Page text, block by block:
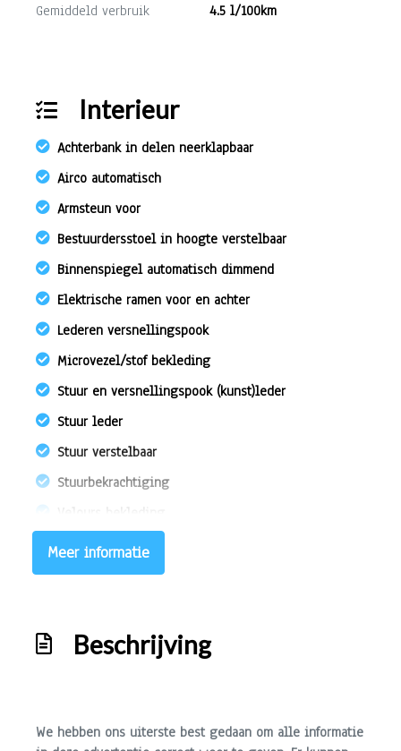
Gemiddeld verbruik
4.5 l/100km
Interieur
Achterbank in delen neerklapbaar
Airco automatisch
Armsteun voor
Bestuurdersstoel in hoogte verstelbaar
Binnenspiegel automatisch dimmend
Elektrische ramen voor en achter
Lederen versnellingspook
Microvezel/stof bekleding
Stuur en versnellingspook (kunst)leder
Stuur leder
Stuur verstelbaar
Stuurbekrachtiging
Exterieur
Buitenspiegels verwarmbaar
Dimlichten automatisch en regensensor
Meer informatie
Beschrijving
We hebben ons uiterste best gedaan om alle informatie